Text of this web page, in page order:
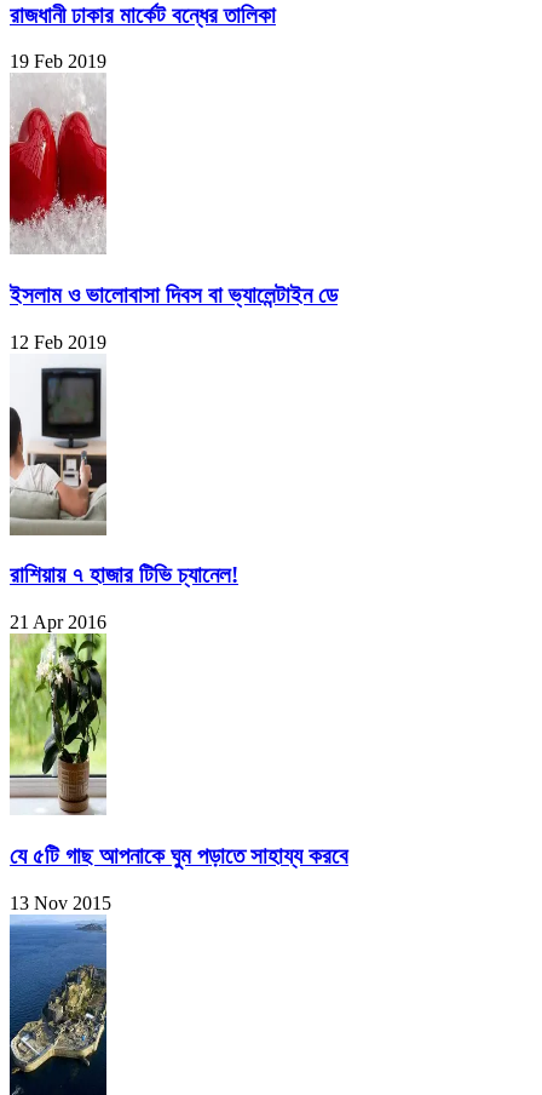
রাজধানী ঢাকার মার্কেট বন্ধের তালিকা
19 Feb 2019
ইসলাম ও ভালোবাসা দিবস বা ভ্যালেন্টাইন ডে
12 Feb 2019
রাশিয়ায় ৭ হাজার টিভি চ্যানেল!
21 Apr 2016
যে ৫টি গাছ আপনাকে ঘুম পড়াতে সাহায্য করবে
13 Nov 2015